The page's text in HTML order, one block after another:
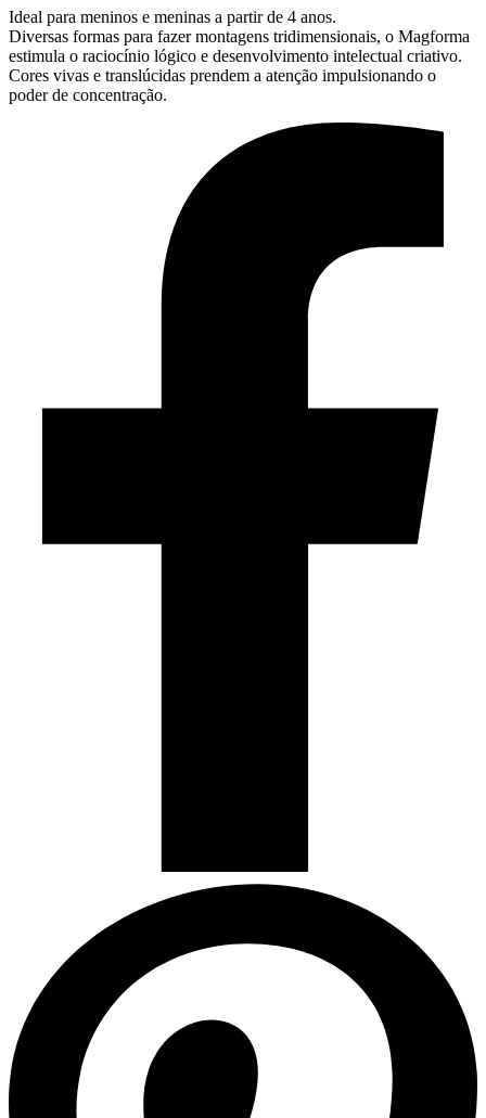
Ideal para meninos e meninas a partir de 4 anos.
Diversas formas para fazer montagens tridimensionais, o Magforma
estimula o raciocínio lógico e desenvolvimento intelectual criativo.
Cores vivas e translúcidas prendem a atenção impulsionando o
poder de concentração.